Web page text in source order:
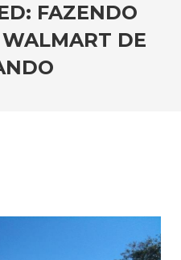
FAZENDO
DE